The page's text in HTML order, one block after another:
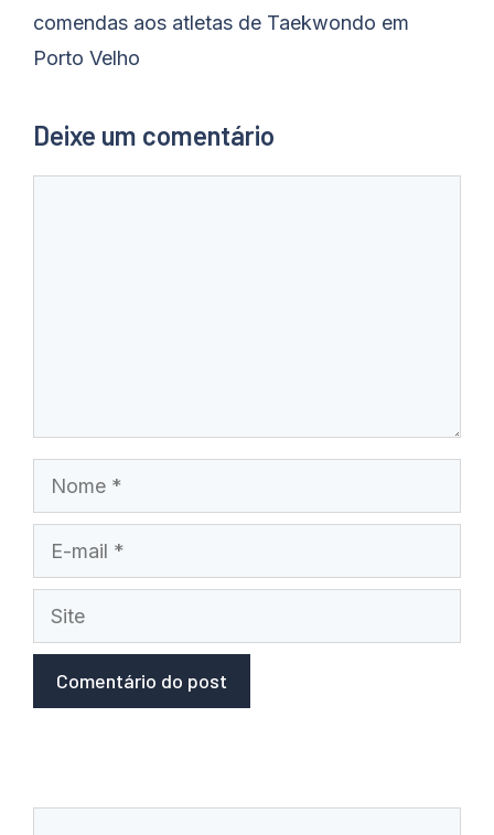
comendas aos atletas de Taekwondo em
Porto Velho
Deixe um comentário
Nome
mail
Site